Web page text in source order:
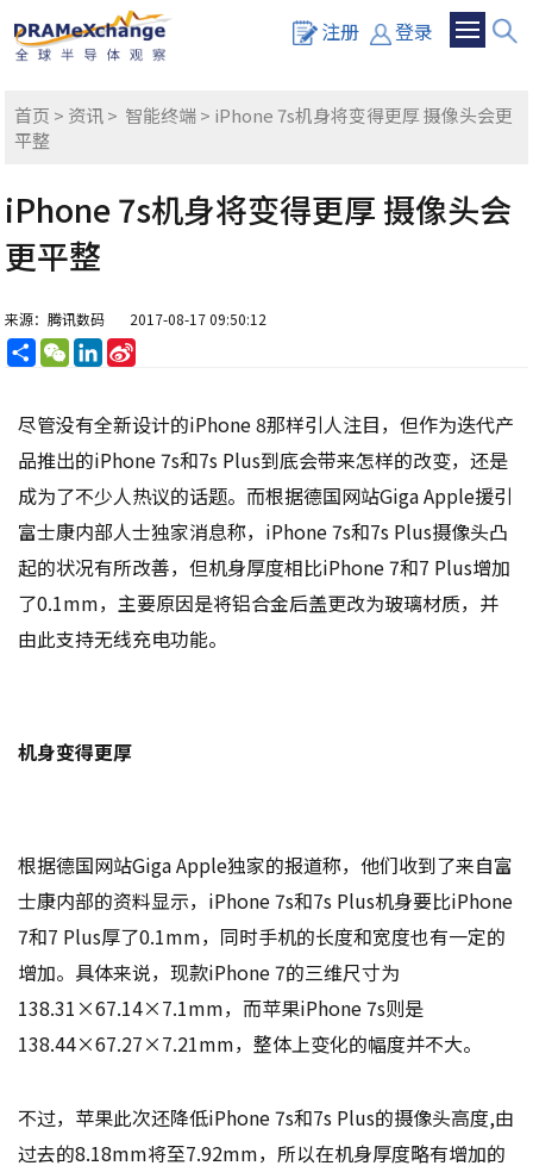
注册 登录
首页 > 资讯> 智能终端> iPhone 7s机身将变得更厚 摄像头会更
平整
iPhone 7s机身将变得更厚 摄像头会
更平整
来源：腾讯数码 2017-08-17 09:50:12
分
享
WeChatLinkedIn
尽管没有全新设计的iPhone 8那样引人注目，但作为迭代产
品推出的iPhone 7s和7s Plus到底会带来怎样的改变，还是
成为了不少人热议的话题。而根据德国网站Giga Apple援引
富士康内部人士独家消息称，iPhone 7s和7s Plus摄像头凸
起的状况有所改善，但机身厚度相比iPhone 7和7 Plus增加
了0.1mm，主要原因是将铝合金后盖更改为玻璃材质，并
由此支持无线充电功能。
机身变得更厚
根据德国网站Giga Apple独家的报道称，他们收到了来自富
士康内部的资料显示，iPhone 7s和7s Plus机身要比iPhone
7和7 Plus厚了0.1mm，同时手机的长度和宽度也有一定的
增加。具体来说，现款iPhone 7的三维尺寸为
138.31×67.14×7.1mm，而苹果iPhone 7s则是
138.44×67.27×7.21mm，整体上变化的幅度并不大。
不过，苹果此次还降低iPhone 7s和7s Plus的摄像头高度,由
过去的8.18mm将至7.92mm，所以在机身厚度略有增加的